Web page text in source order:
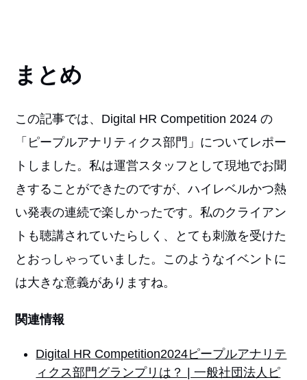
まとめ
この記事では、Digital HR Competition 2024 の
「ピープルアナリティクス部門」についてレポー
トしました。私は運営スタッフとして現地でお聞
きすることができたのですが、ハイレベルかつ熱
い発表の連続で楽しかったです。私のクライアン
トも聴講されていたらしく、とても刺激を受けた
とおっしゃっていました。このようなイベントに
は大きな意義がありますね。
関連情報
Digital HR Competition2024ピープルアナリテ
ィクス部門グランプリは？ | 一般社団法人ピ